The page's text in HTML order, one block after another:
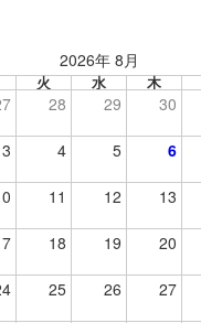
2026年 8月
火 水 木
28 29 30
3 4 5 6
11 12 13
18 19 20
25 26 27